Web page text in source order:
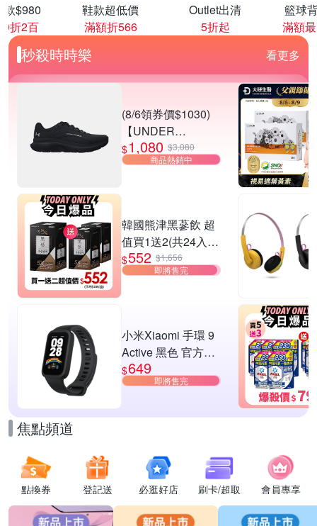
款$980
折2百
鞋款超低價
滿額折566
Outlet出清
5折起
籃球
滿額
秒殺時時樂 看更多
(8/6領券價$1030)
【UNDER
ARMOUR】UA
Charged Rogue 5
$1,080 $3,080
商品熱銷中
韓國熊津黑蔘飲 超
值買1送2(共24入
組)
$552 $1,656
即將售完
小米Xiaomi 手環 9
Active 黑色 官方旗
艦館
$649
即將售完
焦點頻道
點換券 登記送 必逛好店 刷卡/超取 會員專享